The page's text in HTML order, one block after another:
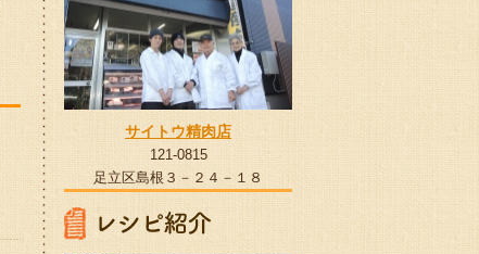
サイトウ精肉店
121-0815
足立区島根３－２４－１８